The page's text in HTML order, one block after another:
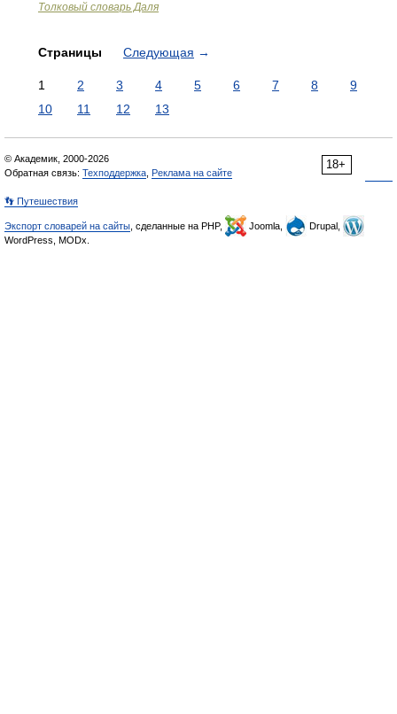
Толковый словарь Даля
Страницы Следующая →
1 2 3 4 5 6 7 8
9
10
11 12 13
18+
© Академик, 2000-2026
Обратная связь: Техподдержка Реклама на сайте
👣 Путешествия
Экспорт словарей на сайты , сделанные на PHP, Joomla,
Drupal,
WordPress, MODx.